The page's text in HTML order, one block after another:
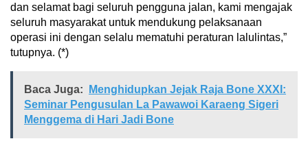
dan selamat bagi seluruh pengguna jalan, kami mengajak
seluruh masyarakat untuk mendukung pelaksanaan
operasi ini dengan selalu mematuhi peraturan lalulintas,”
tutupnya. (*)
Baca Juga:
Menghidupkan Jejak Raja Bone XXXI:
Seminar Pengusulan La Pawawoi Karaeng Sigeri
Menggema di Hari Jadi Bone